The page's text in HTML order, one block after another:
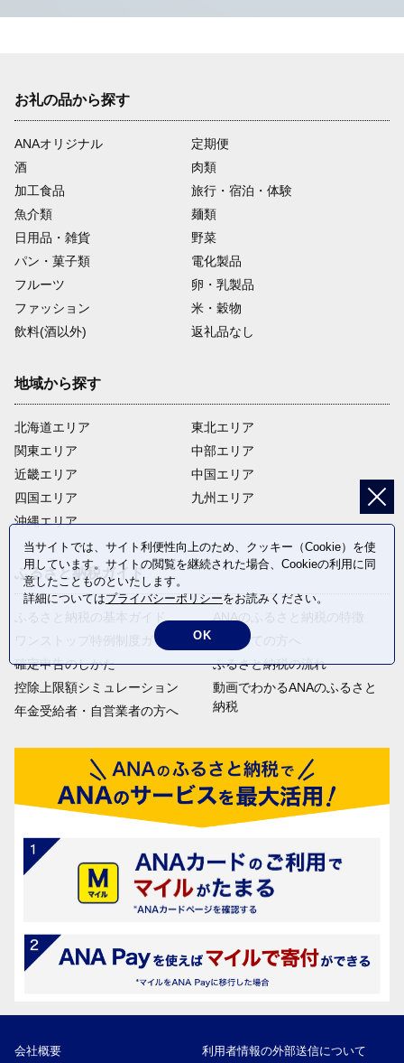
お礼の品から探す
ANAオリジナル
定期便
酒
肉類
加工食品
旅行・宿泊・体験
魚介類
麺類
日用品・雑貨
野菜
パン・菓子類
電化製品
フルーツ
卵・乳製品
ファッション
米・穀物
飲料(酒以外)
返礼品なし
地域から探す
北海道エリア
関東エリア
近畿エリア
四国エリア
沖縄エリア
東北エリア
中部エリア
中国エリア
九州エリア
ふるさと納税ガイド
ふるさと納税の基本ガイド
ワンストップ特例制度ガイド
確定申告のしかた
控除上限額シミュレーション
年金受給者・自営業者の方へ
ANAのふるさと納税の特徴
はじめての方へ
ふるさと納税の流れ
動画でわかるANAのふるさと
納税
会社概要 利用者情報の外部送信について
当サイトでは、サイト利便性向上のため、クッキー（Cookie）を使
用しています。サイトの閲覧を継続された場合、Cookieの利用に同
意したことものといたします。
詳細についてはプライバシーポリシーをお読みください。
OK